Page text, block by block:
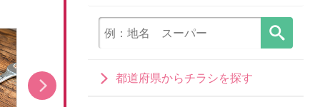
都道府県からチラシを探す